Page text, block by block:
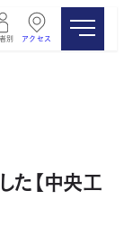
別 アクセス
た【中央工